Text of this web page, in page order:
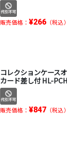
販売価格： ¥266（税込）
コレクションケース
カード差し付 HL-
販売価格： ¥847（税込）